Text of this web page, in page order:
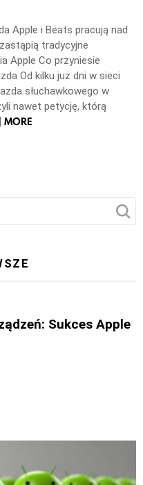
Apple i Beats pracują nad
tradycyjne
Apple Co przyniesie
Od kilku już dni w sieci
słuchawkowego w
nawet petycję, którą
MORE
Sukces Apple